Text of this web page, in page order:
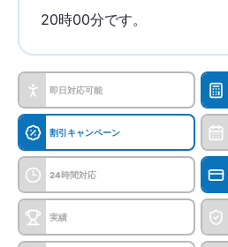
20時00分です。
即日対応可能
割引キャンペーン
24時間対応
実績